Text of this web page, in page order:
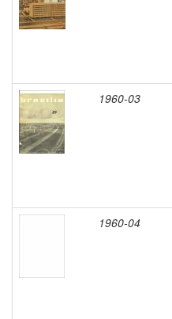
1960-03
1960-04